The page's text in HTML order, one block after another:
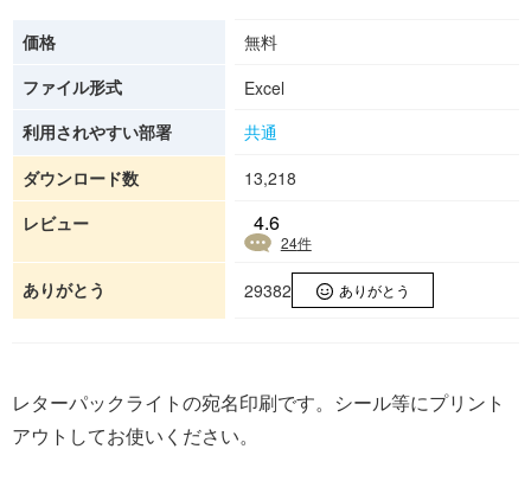
価格
無料
ファイル形式
Excel
利用されやすい部署
共通
ダウンロード数
13,218
レビュー
4.6
24件
ありがとう 29382 ありがとう
レターパックライトの宛名印刷です。シール等にプリント
アウトしてお使いください。